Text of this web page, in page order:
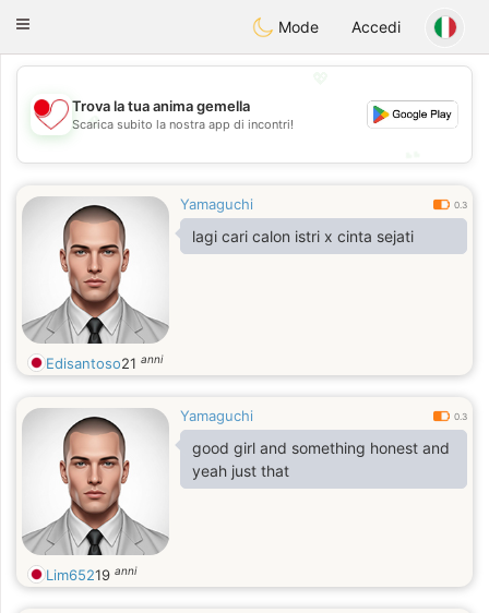
日本Chat
Toggle
Mode Accedi
💖
💕
Trova la tua anima gemella
Scarica subito la nostra app di incontri!
Yamaguchi 0.3
lagi cari calon istri x cinta sejati
Edisantoso21 anni
Yamaguchi 0.3
good girl and something honest and
yeah just that
Lim65219 anni